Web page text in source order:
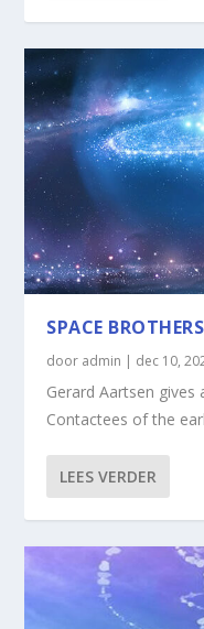
SPACE
door admin | dec 10,
Gerard Aartsen gives
Contactees of the
LEES VERDER